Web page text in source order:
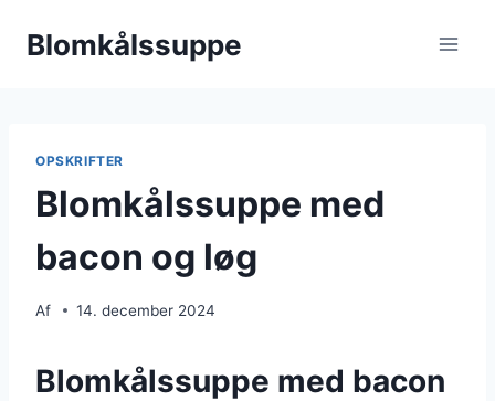
Blomkålssuppe
OPSKRIFTER
Blomkålssuppe med
bacon og løg
Af 14. december 2024
Blomkålssuppe med bacon